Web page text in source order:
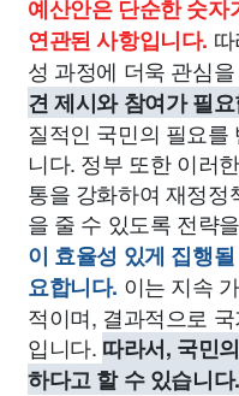
예산안은 단순한 숫자
연관된 사항입니다.
성 과정에 더욱 관심
견 제시와 참여가 필
질적인 국민의 필요
니다. 정부 또한 이러
통을 강화하여 재정
을 줄 수 있도록 전략
이 효율성 있게 집행
요합니다. 이는 지속
적이며, 결과적으로
입니다. 따라서, 국민
하다고 할 수 있습니다.